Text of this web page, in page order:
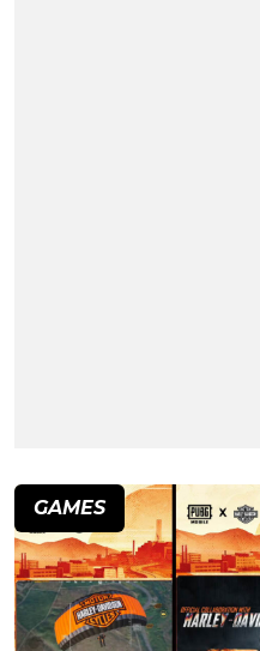
GAMES